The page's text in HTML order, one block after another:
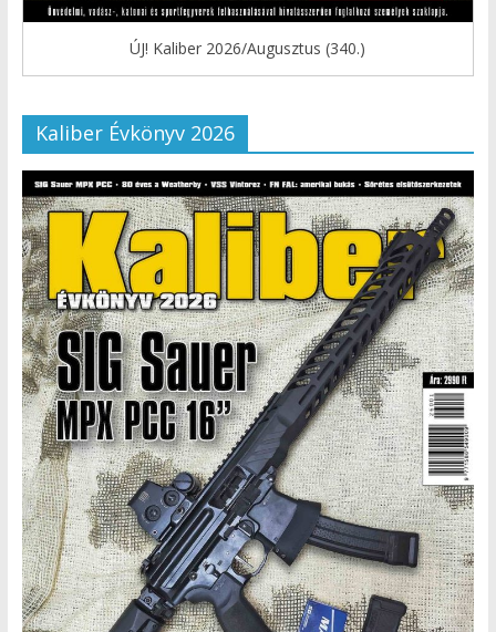
ÚJ! Kaliber 2026/Augusztus (340.)
Kaliber Évkönyv 2026